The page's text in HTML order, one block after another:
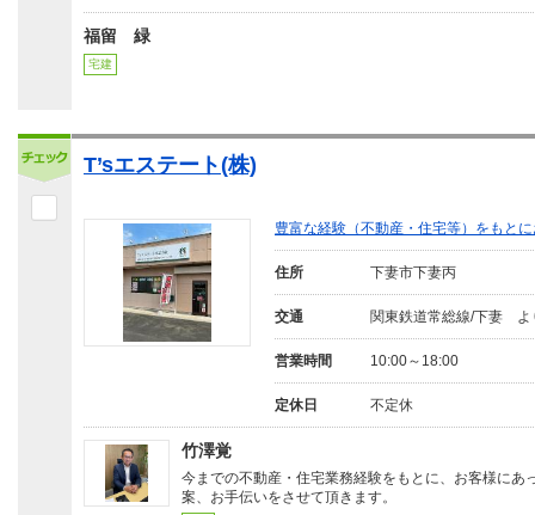
福留 緑
宅建
T’sエステート(株)
豊富な経験（不動産・住宅等）をもと
住所 下妻市下妻丙
交通 関東鉄道常総線/下妻 よ
営業時間 10:00～18:00
定休日 不定休
竹澤覚
今までの不動産・住宅業務経験をもとに、お客様にあ
案、お手伝いをさせて頂きます。